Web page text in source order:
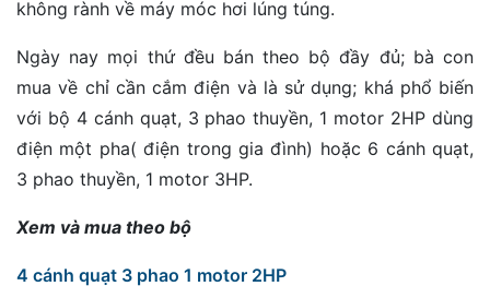
không rành về máy móc hơi lúng túng.
Ngày nay mọi thứ đều bán theo bộ đầy đủ; bà con
mua về chỉ cần cắm điện và là sử dụng; khá phổ biến
với bộ 4 cánh quạt, 3 phao thuyền, 1 motor 2HP dùng
điện một pha( điện trong gia đình) hoặc 6 cánh quạt,
3 phao thuyền, 1 motor 3HP.
Xem và mua theo bộ
4 cánh quạt 3 phao 1 motor 2HP